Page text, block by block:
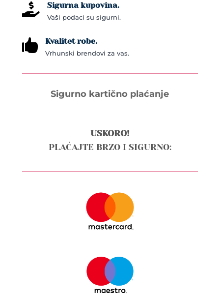
 Sigurna kupovina.
Vaši podaci su sigurni.
 Kvalitet robe.
Vrhunski brendovi za vas.
Sigurno kartično plaćanje
USKORO!
PLAĆAJTE BRZO I SIGURNO: